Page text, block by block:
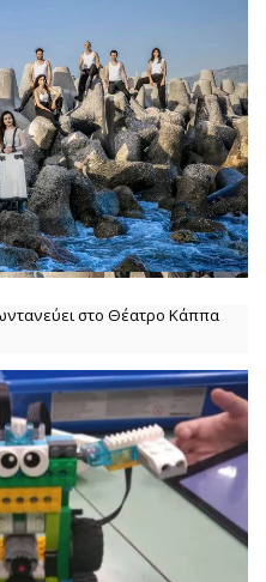
στο Θέατρο Κάππα